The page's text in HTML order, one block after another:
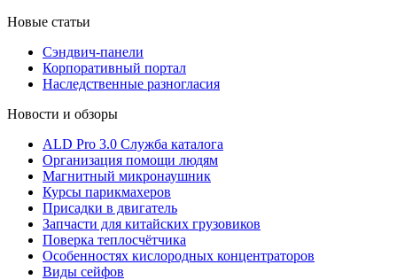
Новые статьи
Сэндвич-панели
Корпоративный портал
Наследственные разногласия
Новости и обзоры
ALD Pro 3.0 Служба каталога
Организация помощи людям
Магнитный микронаушник
Курсы парикмахеров
Присадки в двигатель
Запчасти для китайских грузовиков
Поверка теплосчётчика
Особенностях кислородных концентраторов
Виды сейфов